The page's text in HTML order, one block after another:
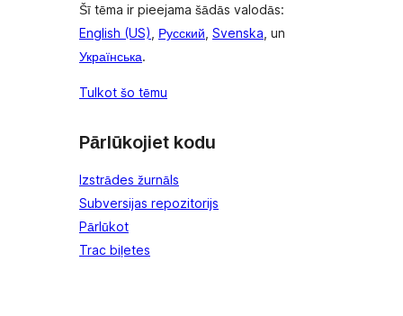
Šī tēma ir pieejama šādās valodās:
English (US), Русский, Svenska, un
Українська.
Tulkot šo tēmu
Pārlūkojiet kodu
Izstrādes žurnāls
Subversijas repozitorijs
Pārlūkot
Trac biļetes